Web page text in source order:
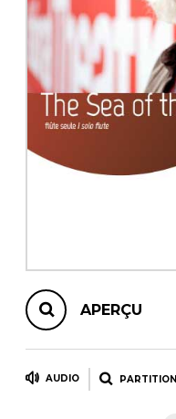
AUTRES PRODUITS
APERÇU
AUDIO PARTITION